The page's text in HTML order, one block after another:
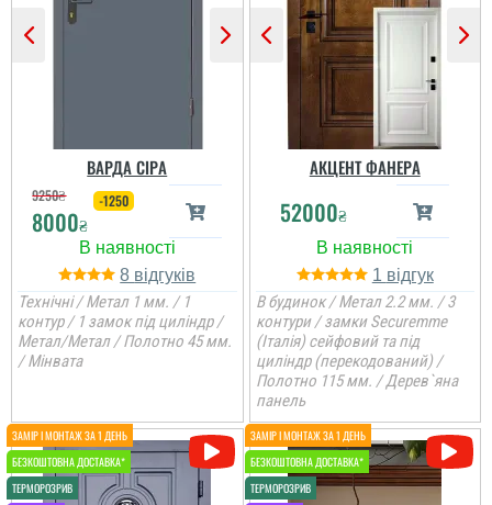
Анжела
3-4 дні і двері вже були
встановлені, причому
Аліна
Стільки передивились
варіантів вуличних
ВАРДА СІРА
9250₴
8000₴
-1250
8
Технічні / Метал 1 мм. / 1
контур / 1 замок під циліндр /
Метал/Метал / Полотно 45 мм.
/ Мінвата
АКЦЕНТ ФАНЕРА
52000₴
1
В будинок / Метал 2.2 мм. / 3
контури / замки Securemme
(Італія) сейфовий та під
циліндр (перекодований) /
Полотно 115 мм. / Дерев`яна
панель